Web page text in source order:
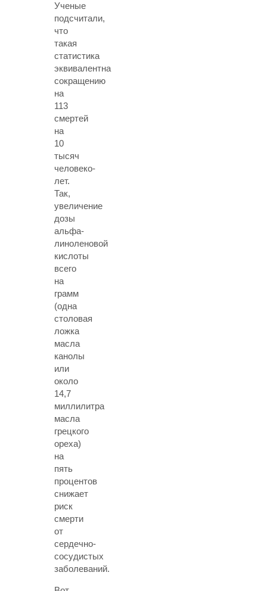
Ученые
подсчитали,
что
такая
статистика
эквивалентна
сокращению
на
113
смертей
на
10
тысяч
человеко-
лет.
Так,
увеличение
дозы
альфа-
линоленовой
кислоты
всего
на
грамм
(одна
столовая
ложка
масла
канолы
или
около
14,7
миллилитра
масла
грецкого
ореха)
на
пять
процентов
снижает
риск
смерти
от
сердечно-
сосудистых
заболеваний.